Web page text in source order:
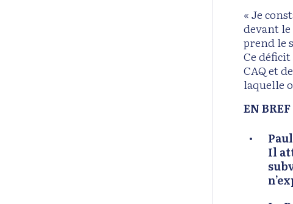
« Je
devant
prend le
Ce
CAQ et
laquelle
EN BREF
Il